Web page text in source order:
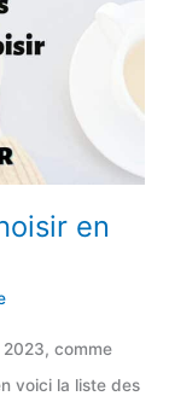
en
comme
voici la liste des